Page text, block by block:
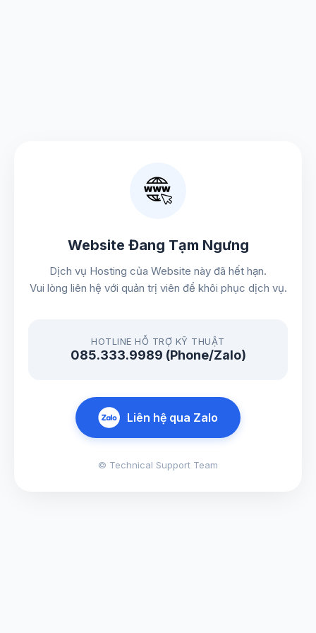
Website Đang Tạm Ngưng
Dịch vụ Hosting của Website này đã hết hạn.
Vui lòng liên hệ với quản trị viên để khôi phục dịch vụ.
HOTLINE HỖ TRỢ KỸ THUẬT
085.333.9989 (Phone/Zalo)
Liên hệ qua Zalo
© Technical Support Team